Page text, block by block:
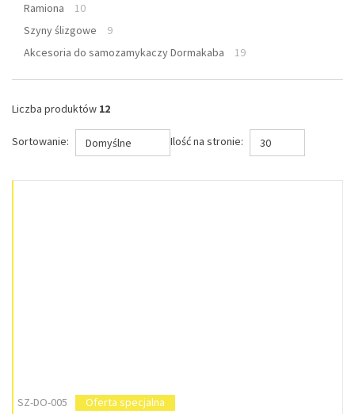
Ramiona
10
Szyny ślizgowe
9
Akcesoria do samozamykaczy Dormakaba
19
Liczba produktów 12
Sortowanie: Domyślne Ilość na stronie: 30
SZ-DO-005
Oferta specjalna